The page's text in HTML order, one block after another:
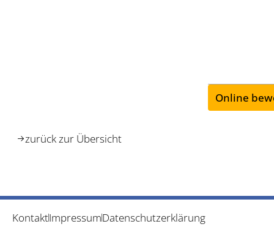
Online
zurück zur Übersicht
KontaktImpressumDatenschutzerklärung